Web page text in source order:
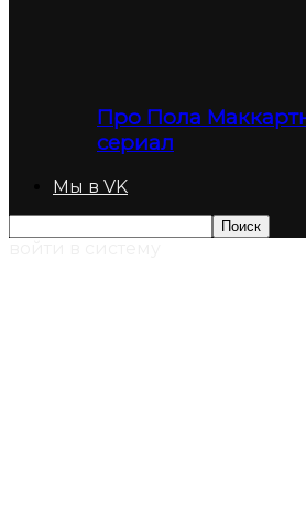
Про Пола
сериал
Мы в VK